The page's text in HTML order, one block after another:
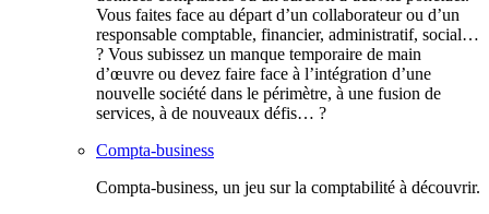
Vous faites face au départ d’un collaborateur ou d’un
responsable comptable, financier, administratif, social…
? Vous subissez un manque temporaire de main
d’œuvre ou devez faire face à l’intégration d’une
nouvelle société dans le périmètre, à une fusion de
services, à de nouveaux défis… ?
Compta-business
Compta-business, un jeu sur la comptabilité à découvrir.